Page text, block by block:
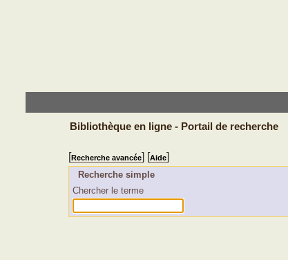
Bibliothèque en ligne - Portail de recherche
[Recherche avancée] [Aide]
Recherche simple
Chercher le terme